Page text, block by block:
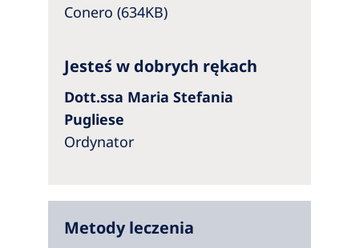
Conero (634KB)
Jesteś w dobrych rękach
Dott.ssa Maria Stefania
Pugliese
Ordynator
Metody leczenia